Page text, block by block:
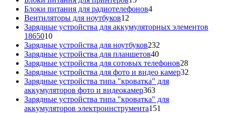
товаров
Блоки питания для радиотелефонов44
Вентиляторы для ноутбуков12
товаров
Зарядные устройства для аккумуляторных элементов
186501010
товаров
Зарядные устройства для ноутбуков232
Зарядные устройства для планшетов4040
товаров
Зарядные устройства для сотовых телефонов2828
товаров
Зарядные устройства для фото и видео камер32
Зарядные устройства типа "кроватка" для
аккумуляторов фото и видеокамер363363
товара
Зарядные устройства типа "кроватка" для
аккумуляторов электроинструмента151